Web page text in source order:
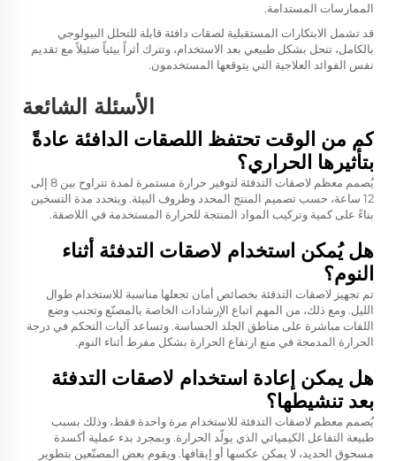
الممارسات المستدامة.
قد تشمل الابتكارات المستقبلية لصقات دافئة قابلة للتحلل البيولوجي
بالكامل، تنحل بشكل طبيعي بعد الاستخدام، وتترك أثراً بيئياً ضئيلاً مع تقديم
نفس الفوائد العلاجية التي يتوقعها المستخدمون.
الأسئلة الشائعة
كم من الوقت تحتفظ اللصقات الدافئة عادةً
بتأثيرها الحراري؟
يُصمم معظم لاصقات التدفئة لتوفير حرارة مستمرة لمدة تتراوح بين 8 إلى
12 ساعة، حسب تصميم المنتج المحدد وظروف البيئة. ويتحدد مدة التسخين
بناءً على كمية وتركيب المواد المنتجة للحرارة المستخدمة في اللاصقة.
هل يُمكن استخدام لاصقات التدفئة أثناء
النوم؟
تم تجهيز لاصقات التدفئة بخصائص أمان تجعلها مناسبة للاستخدام طوال
الليل. ومع ذلك، من المهم اتباع الإرشادات الخاصة بالمصنّع وتجنب وضع
اللفات مباشرة على مناطق الجلد الحساسة. وتساعد آليات التحكم في درجة
الحرارة المدمجة في منع ارتفاع الحرارة بشكل مفرط أثناء النوم.
هل يمكن إعادة استخدام لاصقات التدفئة
بعد تنشيطها؟
يُصمم معظم لاصقات التدفئة للاستخدام مرة واحدة فقط، وذلك بسبب
طبيعة التفاعل الكيميائي الذي يولّد الحرارة. وبمجرد بدء عملية أكسدة
مسحوق الحديد، لا يمكن عكسها أو إيقافها. ويقوم بعض المصنّعين بتطوير